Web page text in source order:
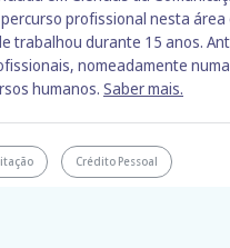
profissional nesta área
trabalhou durante 15 anos.
nomeadamente
humanos. Saber mais.
Crédito Pessoal